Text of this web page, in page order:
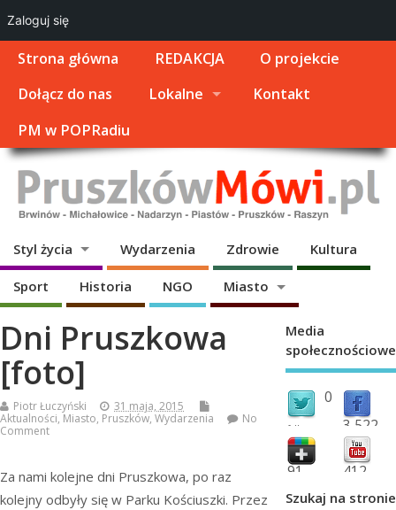
Strona główna REDAKCJA
O projekcie
Dołącz do nas
Lokalne
Kontakt
PM w POPRadiu
Styl życia Wydarzenia Zdrowie Kultura
Sport Historia NGO Miasto
Dni Pruszkowa
[foto]
Piotr Łuczyński
31 maja, 2015
Aktualności, Miasto, Pruszków, Wydarzenia
No
Comment
Za nami kolejne dni Pruszkowa, po raz
kolejny odbyły się w Parku Kościuszki. Przez
Media
społecznościowe
0
followers 3,522
fans
91 412
Szukaj na stronie
Zaloguj się